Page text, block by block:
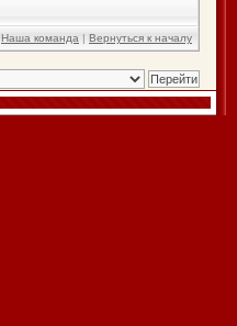
Наша команда | Вернуться к началу